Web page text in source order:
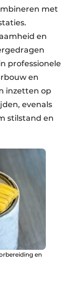
met
en
professionele
en
inzetten op
evenals
stilstand en
en